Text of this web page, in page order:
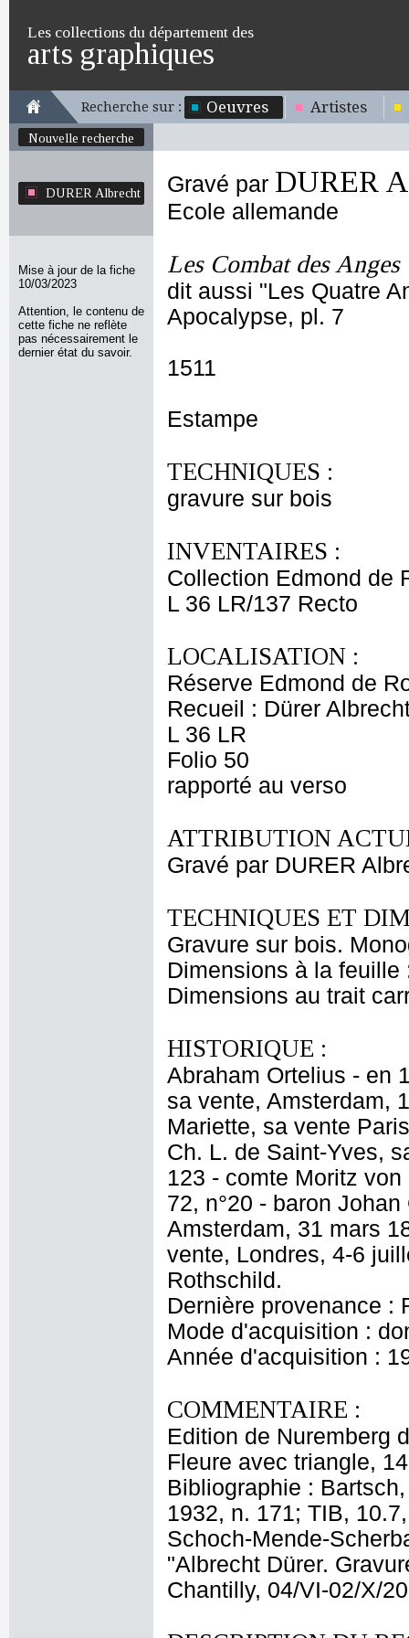
Les collections du département des
arts graphiques
Recherche sur : Oeuvres Artistes
Nouvelle recherche
DURER Albrecht
Mise à jour de la fiche
10/03/2023
Attention, le contenu de
cette fiche ne reflète
pas nécessairement le
dernier état du savoir.
Gravé par DURER
Ecole allemande
Les Combat des Anges
dit aussi "Les Quatre
Apocalypse, pl. 7
1511
Estampe
TECHNIQUES :
gravure sur bois
INVENTAIRES :
Collection Edmond de
L 36 LR/137 Recto
LOCALISATION :
Réserve Edmond de
Recueil : Dürer
L 36 LR
Folio 50
rapporté au verso
ATTRIBUTION
Gravé par DURER
TECHNIQUES ET
Gravure sur bois.
Dimensions à la
Dimensions au trait
HISTORIQUE :
Abraham Ortelius - en
sa vente, Amsterdam,
Mariette, sa vente
Ch. L. de Saint-Yves,
123 - comte Moritz
72, n°20 - baron
Amsterdam, 31 mars
vente, Londres, 4-6
Rothschild.
Dernière provenance :
Mode d'acquisition :
Année d'acquisition :
COMMENTAIRE :
Edition de Nuremberg
Fleure avec triangle,
Bibliographie :
1932, n. 171; TIB,
Schoch-Mende-
"Albrecht Dürer.
Chantilly, 04/VI-02/X/